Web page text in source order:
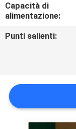
RICHIEDA
UNA
MAPPA
DEL
SITO
Capacità di
alimentazione:
Punti salienti: